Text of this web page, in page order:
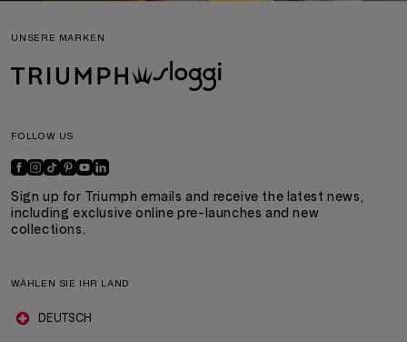
UNSERE MARKEN
FOLLOW US
Sign up for Triumph emails and receive the latest news,
including exclusive online pre-launches and new
collections.
WÄHLEN SIE IHR LAND
DEUTSCH